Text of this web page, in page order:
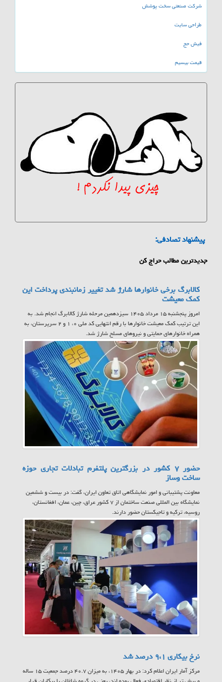
شرکت صنعتی سخت پوشش
طراحی سایت
فیش حج
قیمت بیسیم
پیشنهاد تصادفی:
جدیدترین مطالب حراج کن
کالابرگ برخی خانوارها شارژ شد تغییر زمانبندی پرداخت این
کمک معیشت
امروز پنجشنبه ۱۵ مرداد ۱۴۰۵ سیزدهمین مرحله شارژ کالابرگ انجام شد. به
این ترتیب کمک معیشت خانوارها با رقم انتهایی کد ملی ۰، ۱ و ۲ سرپرستان، به
همراه خانوارهای حمایتی و نیروهای مسلح شارژ شد.
حضور ۷ کشور در بزرگترین پلتفرم تبادلات تجاری حوزه
ساخت وساز
معاونت پشتیبانی و امور نمایشگاهی اتاق تعاون ایران، گفت: در بیست و ششمین
نمایشگاه بین المللی صنعت ساختمان از ۷ کشور عراق، چین، عمان، افغانستان،
روسیه، ترکیه و تاجیکستان حضور دارند.
نرخ بیکاری ۹،۱ درصد شد
مرکز آمار ایران اعلام کرد: در بهار ۱۴۰۵، به میزان ۴۰.۷ درصد جمعیت ۱۵ ساله